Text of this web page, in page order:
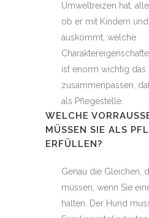
Umweltreizen hat,
ob er mit Kindern
auskommt, welche
ist enorm wichtig das
zusammenpassen,
als Pflegestelle.
WELCHE
MÜSSEN SIE ALS
ERFÜLLEN?
Genau die Gleichen,
müssen, wenn Sie
halten. Der Hund